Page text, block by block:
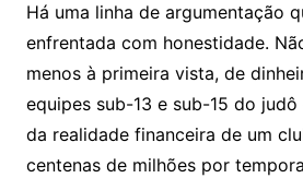
Há uma linha de argumentação
enfrentada com honestidade.
menos à primeira vista, de
equipes sub-13 e sub-15 do
da realidade financeira de um
centenas de milhões por